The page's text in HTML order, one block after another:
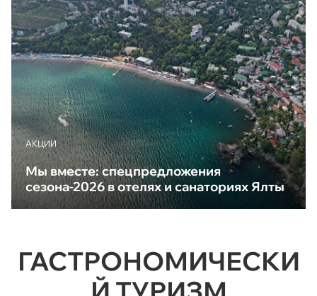
АКЦИИ
Мы вместе: спецпредложения
сезона-2026 в отелях и санаториях Ялты
ГАСТРОНОМИЧЕСКИ